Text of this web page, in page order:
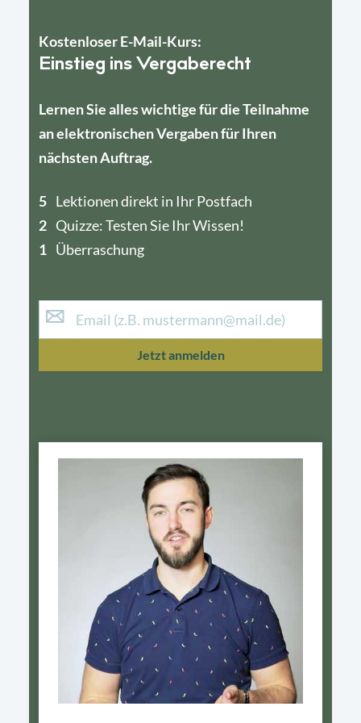
Kostenloser E-Mail-Kurs:
Einstieg ins Vergaberecht
Lernen Sie alles wichtige für die Teilnahme
an elektronischen Vergaben für Ihren
nächsten Auftrag.
5 Lektionen direkt in Ihr Postfach
2 Quizze: Testen Sie Ihr Wissen!
1 Überraschung
4
1
Jetzt anmelden